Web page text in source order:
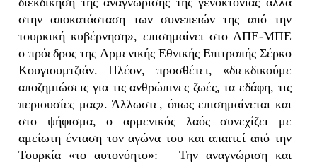
στην αποκατάσταση των συνεπειών της από την
τουρκική κυβέρνηση», επισημαίνει στο ΑΠΕ-ΜΠΕ
ο πρόεδρος της Αρμενικής Εθνικής Επιτροπής Σέρκο
Κουγιουμτζιάν. Πλέον, προσθέτει, «διεκδικούμε
αποζημιώσεις για τις ανθρώπινες ζωές, τα εδάφη, τις
περιουσίες μας». Άλλωστε, όπως επισημαίνεται και
στο ψήφισμα, ο αρμενικός λαός συνεχίζει με
αμείωτη ένταση τον αγώνα του και απαιτεί από την
Τουρκία «το αυτονόητο»: – Την αναγνώριση και